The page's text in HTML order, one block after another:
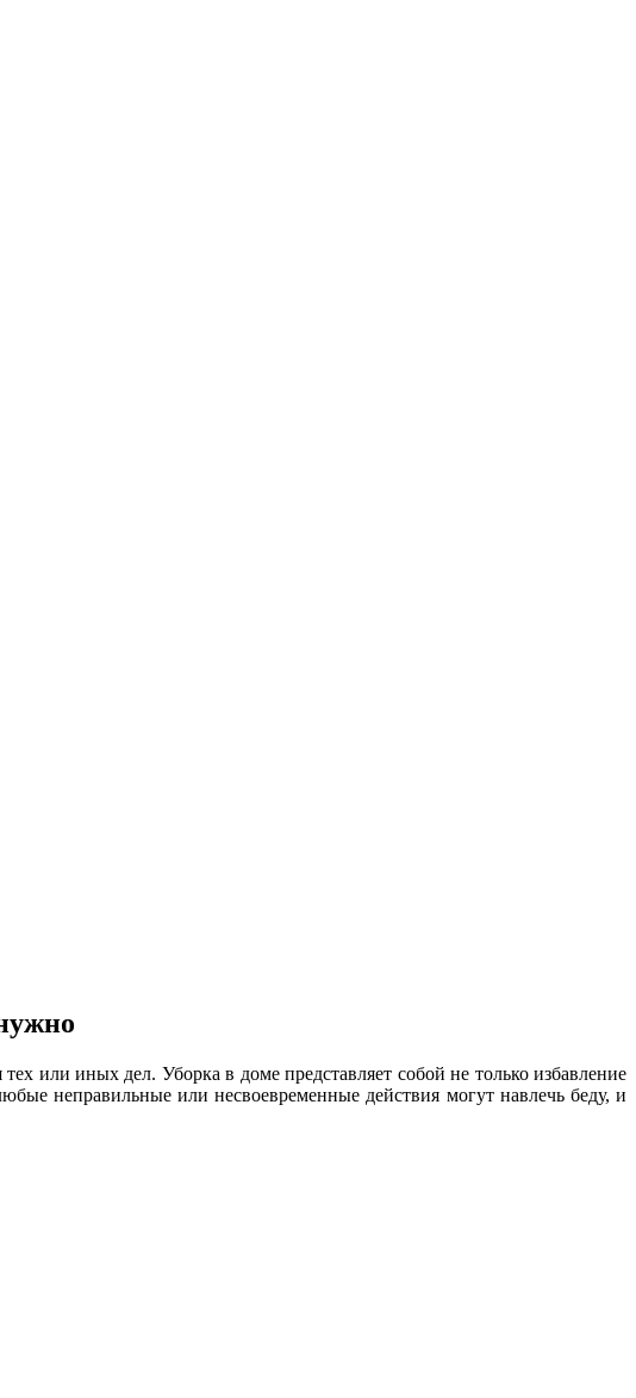
или иных дел. Уборка в доме представляет собой не только избавление
неправильные или несвоевременные действия могут навлечь беду, и